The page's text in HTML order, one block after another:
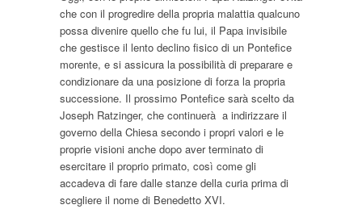
che con il progredire della propria malattia qualcuno
possa divenire quello che fu lui, il Papa invisibile
che gestisce il lento declino fisico di un Pontefice
morente, e si assicura la possibilità di preparare e
condizionare da una posizione di forza la propria
successione. Il prossimo Pontefice sarà scelto da
Joseph Ratzinger, che continuerà a indirizzare il
governo della Chiesa secondo i propri valori e le
proprie visioni anche dopo aver terminato di
esercitare il proprio primato, così come gli
accadeva di fare dalle stanze della curia prima di
scegliere il nome di Benedetto XVI.